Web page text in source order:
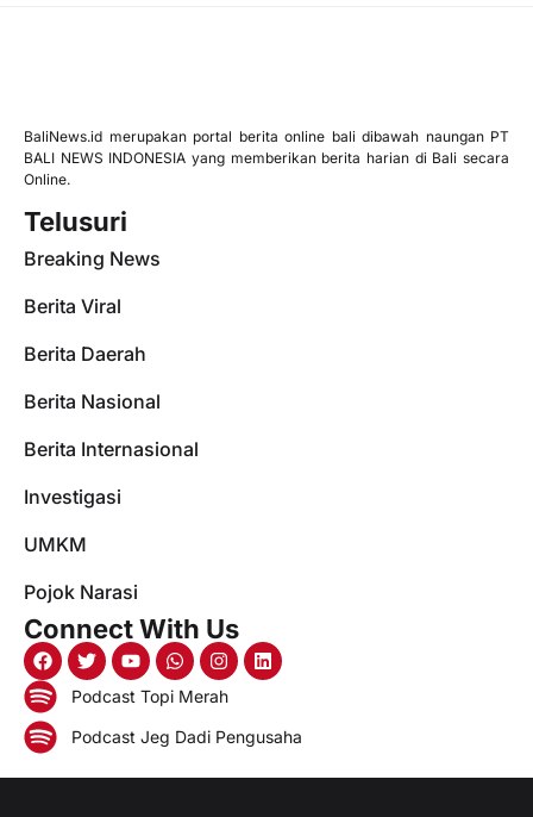
BaliNews.id merupakan portal berita online bali dibawah naungan PT
BALI NEWS INDONESIA yang memberikan berita harian di Bali secara
Online.
Telusuri
Breaking News
Berita Viral
Berita Daerah
Berita Nasional
Berita Internasional
Investigasi
UMKM
Pojok Narasi
Connect With Us
Podcast Topi Merah
Podcast Jeg Dadi Pengusaha